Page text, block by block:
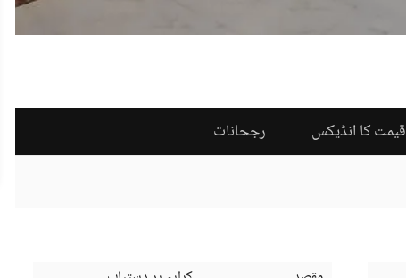
قیمت کا انڈیکس رجحانات